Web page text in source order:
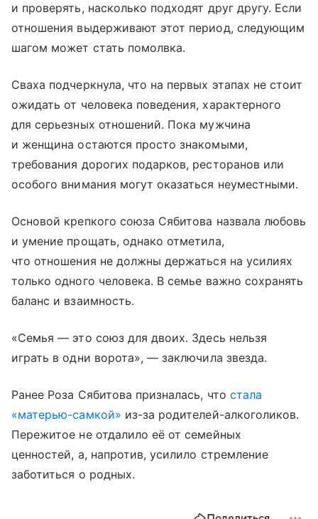
и проверять, насколько подходят друг другу. Если
отношения выдерживают этот период, следующим
шагом может стать помолвка.
Сваха подчеркнула, что на первых этапах не стоит
ожидать от человека поведения, характерного
для серьезных отношений. Пока мужчина
и женщина остаются просто знакомыми,
требования дорогих подарков, ресторанов или
особого внимания могут оказаться неуместными.
Основой крепкого союза Сябитова назвала любовь
и умение прощать, однако отметила,
что отношения не должны держаться на усилиях
только одного человека. В семье важно сохранять
баланс и взаимность.
«Семья — это союз для двоих. Здесь нельзя
играть в одни ворота», — заключила звезда.
Ранее Роза Сябитова призналась, что стала
«матерью-самкой» из-за родителей-алкоголиков.
Пережитое не отдалило её от семейных
ценностей, а, напротив, усилило стремление
заботиться о родных.